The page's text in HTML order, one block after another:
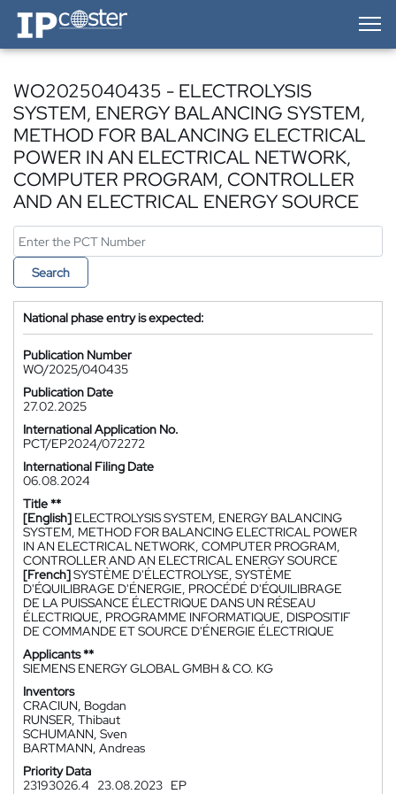
IP-Coster — Home
WO2025040435 - ELECTROLYSIS
SYSTEM, ENERGY BALANCING SYSTEM,
METHOD FOR BALANCING ELECTRICAL
POWER IN AN ELECTRICAL NETWORK,
COMPUTER PROGRAM, CONTROLLER
AND AN ELECTRICAL ENERGY SOURCE
Search
National phase entry is expected:
Publication Number
WO/2025/040435
Publication Date
27.02.2025
International Application No.
PCT/EP2024/072272
International Filing Date
06.08.2024
Title **
[English] ELECTROLYSIS SYSTEM, ENERGY BALANCING
SYSTEM, METHOD FOR BALANCING ELECTRICAL POWER
IN AN ELECTRICAL NETWORK, COMPUTER PROGRAM,
CONTROLLER AND AN ELECTRICAL ENERGY SOURCE
[French]SYSTÈME D'ÉLECTROLYSE, SYSTÈME
D'ÉQUILIBRAGE D'ÉNERGIE, PROCÉDÉ D'ÉQUILIBRAGE
DE LA PUISSANCE ÉLECTRIQUE DANS UN RÉSEAU
ÉLECTRIQUE, PROGRAMME INFORMATIQUE, DISPOSITIF
DE COMMANDE ET SOURCE D'ÉNERGIE ÉLECTRIQUE
Applicants **
SIEMENS ENERGY GLOBAL GMBH & CO. KG
Inventors
CRACIUN, Bogdan
RUNSER, Thibaut
SCHUMANN, Sven
BARTMANN, Andreas
Priority Data
23193026.4
23.08.2023 EP